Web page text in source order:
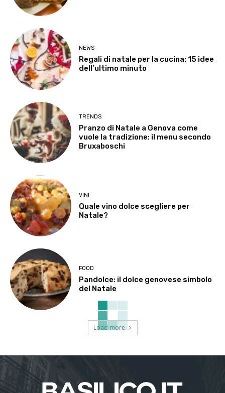
NEWS
Regali di natale per la cucina: 15 idee
dell’ultimo minuto
TRENDS
Pranzo di Natale a Genova come
vuole la tradizione: il menu secondo
Bruxaboschi
VINI
Quale vino dolce scegliere per
Natale?
FOOD
Pandolce: il dolce genovese simbolo
del Natale
Load more